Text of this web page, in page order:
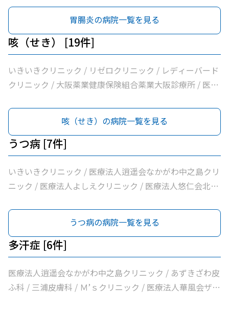
医療法人中田クリニック / 医療法人よしえクリニック / 西
沢クリニック / エイゼンクリニック / 大橋クリニック /
Ｍ’ｓクリニック / 虎谷診療所 / 杉林内科クリニック / 北浜
よしおか内科クリニック / 曲直部クリニック / 今泉医院 /
ＡＭＡＣｌｉｎｉｃ淡路町院 / 日本経済新聞社大阪本社診
療所
胃腸炎の病院一覧を見る
咳（せき） [19件]
いきいきクリニック / リゼロクリニック / レディーバード
クリニック / 大阪薬業健康保険組合薬業大阪診療所 / 医療
医療法人中田クリニック / 医療法人よしえクリニック / 西
沢クリニック / エイゼンクリニック / 大橋クリニック /
Ｍ’ｓクリニック / 虎谷診療所 / 杉林内科クリニック / 北浜
よしおか内科クリニック / 曲直部クリニック / 今泉医院 /
ＡＭＡＣｌｉｎｉｃ淡路町院 / 日本経済新聞社大阪本社診
療所
咳（せき）の病院一覧を見る
うつ病 [7件]
いきいきクリニック / 医療法人逍遥会なかがわ中之島クリ
ニック / 医療法人よしえクリニック / 医療法人悠仁会北浜
ク / おおうらメンタルクリニック
うつ病の病院一覧を見る
多汗症 [6件]
医療法人逍遥会なかがわ中之島クリニック / あずきざわ皮
ふ科 / 三浦皮膚科 / Ｍ’ｓクリニック / 医療法人華風会ザ・